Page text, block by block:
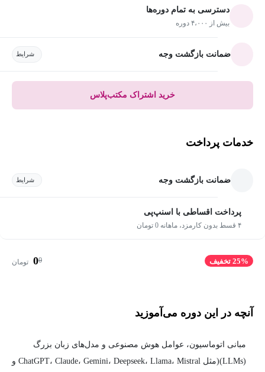
دسترسی به تمام دوره‌ها
بیش از ۴،۰۰۰ دوره
ضمانت بازگشت وجه شرایط
خرید اشتراک مکتب‌پلاس
خدمات پرداخت
ضمانت بازگشت وجه شرایط
پرداخت اقساطی با اسنپ‌پی
۴ قسط بدون کارمزد، ماهانه 0 تومان
25% تخفیف 0
0 تومان
آنچه در این دوره می‌آموزید
مبانی اتوماسیون، عوامل هوش مصنوعی و مدل‌های زبان بزرگ
(LLMs)(مثل ChatGPT، Claude، Gemini، Deepseek، Llama، Mistral و